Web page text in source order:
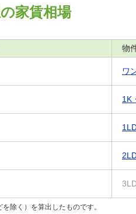
家賃相場
物
ワ
1K
除く）を算出したものです。